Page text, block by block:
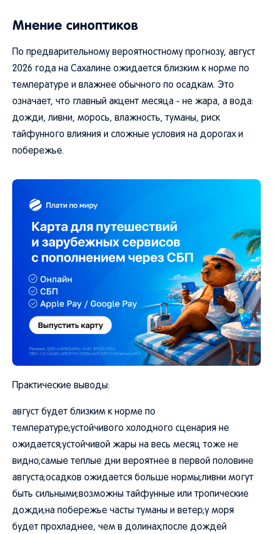
Мнение синоптиков
По предварительному вероятностному прогнозу, август
2026 года на Сахалине ожидается близким к норме по
температуре и влажнее обычного по осадкам. Это
означает, что главный акцент месяца - не жара, а вода:
дожди, ливни, морось, влажность, туманы, риск
тайфунного влияния и сложные условия на дорогах и
побережье.
Практические выводы:
август будет близким к норме по
температуре;устойчивого холодного сценария не
ожидается;устойчивой жары на весь месяц тоже не
видно;самые теплые дни вероятнее в первой половине
августа;осадков ожидается больше нормы;ливни могут
быть сильными;возможны тайфунные или тропические
дожди;на побережье часты туманы и ветер;у моря
будет прохладнее, чем в долинах;после дождей